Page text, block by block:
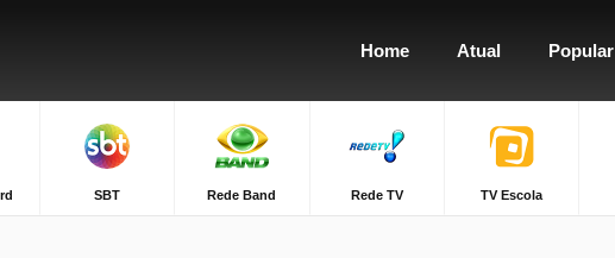
Home Atual Popular
SBT Rede Band Rede TV TV Escola